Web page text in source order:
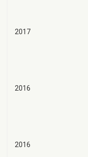
2017
2016
2016